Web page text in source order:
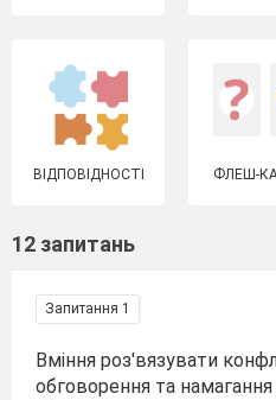
ВІДПОВІДНОСТІ ФЛЕШ-
12 запитань
Запитання 1
Вміння роз'вязувати
обговорення та